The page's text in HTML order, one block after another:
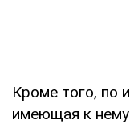
Кроме того, по
имеющая к